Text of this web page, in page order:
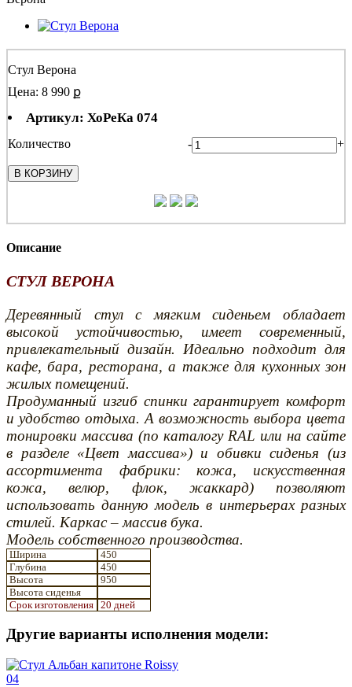
Стул Верона
Цена: 8 990 ք
Артикул: ХоРеКа 074
Количество - +
В КОРЗИНУ
Описание
СТУЛ ВЕРОНА
Деревянный стул с мягким сиденьем обладает
высокой устойчивостью, имеет современный,
привлекательный дизайн. Идеально подходит для
кафе, бара, ресторана, а также для кухонных зон
жилых помещений.
Продуманный изгиб спинки гарантирует комфорт
и удобство отдыха. А возможность выбора цвета
тонировки массива (по каталогу RAL или на сайте
в разделе «Цвет массива») и обивки сиденья (из
ассортимента фабрики: кожа, искусственная
кожа, велюр, флок, жаккард) позволяют
использовать данную модель в интерьерах разных
стилей. Каркас – массив бука.
Модель собственного производства.
Ширина
450
Глубина
450
Высота
950
Высота сиденья
Срок изготовления 20 дней
Другие варианты исполнения модели: